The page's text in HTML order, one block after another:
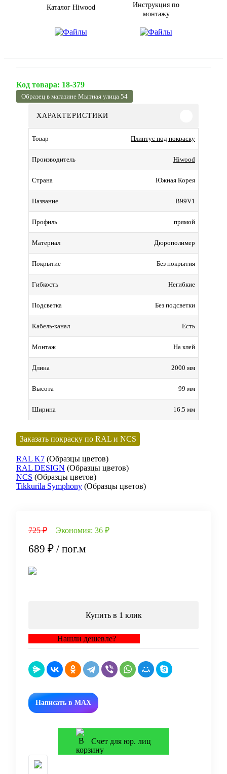
Каталог Hiwood
Инструкция по
монтажу
Код товара: 18-379
Образец в магазине Мытная улица 54
ХАРАКТЕРИСТИКИ
Товар Плинтус под покраску
Производитель Hiwood
Страна Южная Корея
Название B99V1
Профиль прямой
Материал Дюрополимер
Покрытие Без покрытия
Гибкость Негибкие
Подсветка Без подсветки
Кабель-канал Есть
Монтаж На клей
Длина 2000 мм
Высота 99 мм
Ширина 16.5 мм
Заказать покраску по RAL и NCS
RAL K7 (Образцы цветов)
RAL DESIGN (Образцы цветов)
NCS (Образцы цветов)
Tikkurila Symphony (Образцы цветов)
725 ₽ Экономия: 36 ₽
689 ₽ / пог.м
Купить в 1 клик
Нашли дешевле?
Написать в MAX
Счет для юр. лиц